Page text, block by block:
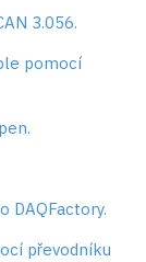
3.056.
pomocí
DAQFactory.
převodníku